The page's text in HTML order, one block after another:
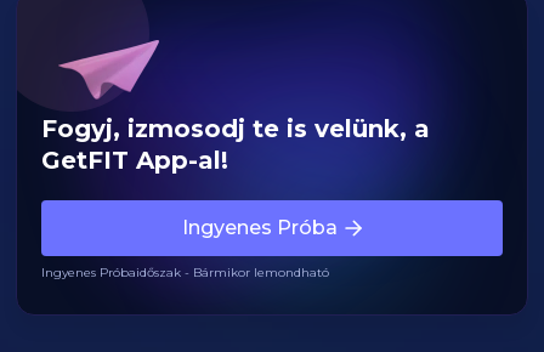
Fogyj, izmosodj te is velünk, a
GetFIT App-al!
Ingyenes Próba
Ingyenes Próbaidőszak - Bármikor lemondható